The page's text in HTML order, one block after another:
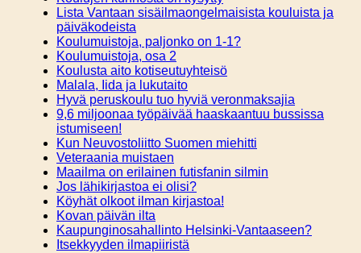
Lista Vantaan sisäilmaongelmaisista kouluista ja
päiväkodeista
Koulumuistoja, paljonko on 1-1?
Koulumuistoja, osa 2
Koulusta aito kotiseutuyhteisö
Malala, Iida ja lukutaito
Hyvä peruskoulu tuo hyviä veronmaksajia
9,6 miljoonaa työpäivää haaskaantuu bussissa
istumiseen!
Kun Neuvostoliitto Suomen miehitti
Veteraania muistaen
Maailma on erilainen futisfanin silmin
Jos lähikirjastoa ei olisi?
Köyhät olkoot ilman kirjastoa!
Kovan päivän ilta
Kaupunginosahallinto Helsinki-Vantaaseen?
Itsekkyyden ilmapiiristä